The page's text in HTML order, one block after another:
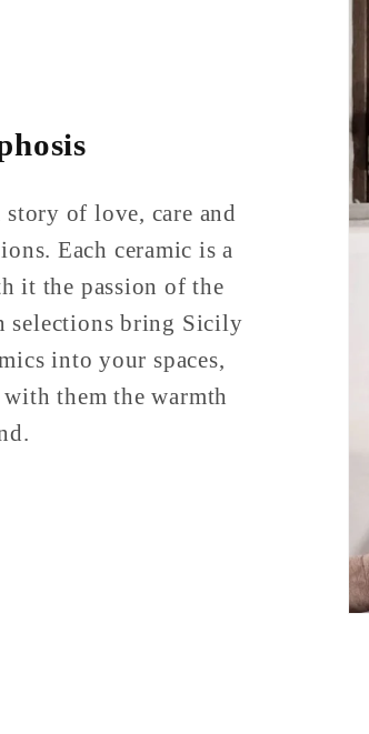
of love, care and
Each ceramic is a
it the passion of the
selections bring Sicily
into your spaces,
them the warmth